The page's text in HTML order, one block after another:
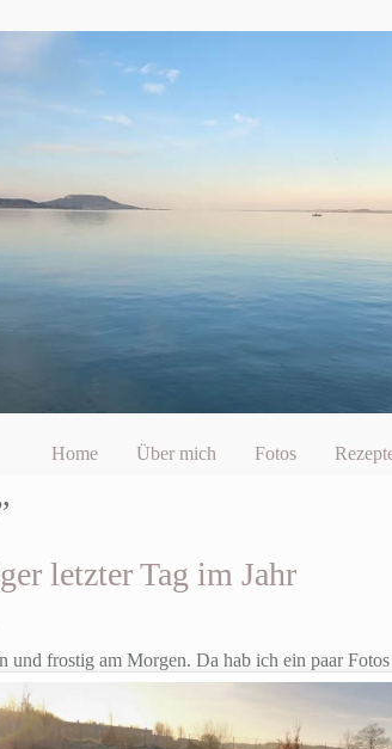
Home Über mich Fotos
letzter Tag im Jahr
und frostig am Morgen. Da hab ich ein paar